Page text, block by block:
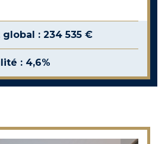
: 234 535 €
: 4,6%